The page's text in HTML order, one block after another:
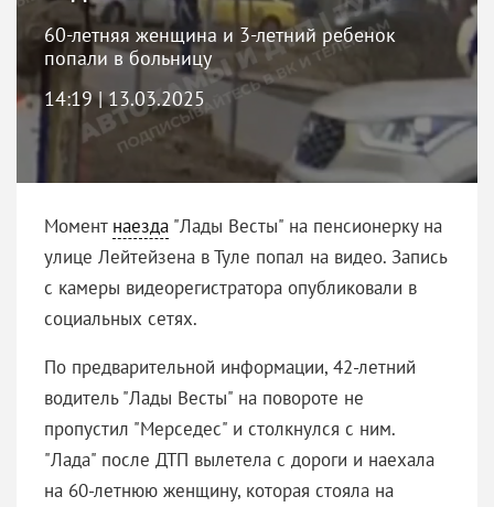
60-летняя женщина и 3-летний ребенок
попали в больницу
14:19 | 13.03.2025
Момент наезда "Лады Весты" на пенсионерку на
улице Лейтейзена в Туле попал на видео. Запись
с камеры видеорегистратора опубликовали в
социальных сетях.
По предварительной информации, 42-летний
водитель "Лады Весты" на повороте не
пропустил "Мерседес" и столкнулся с ним.
"Лада" после ДТП вылетела с дороги и наехала
на 60-летнюю женщину, которая стояла на